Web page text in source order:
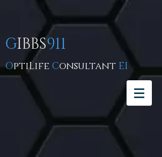
GIBBS911
OptiLife Consultant EI